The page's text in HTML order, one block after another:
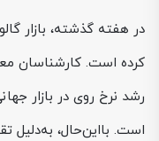
در هفته گذشته، بازار
کرده است. کارشناسان
رشد نرخ روی در بازار
است. بااین‌حال،